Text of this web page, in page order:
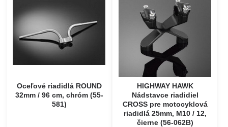
Oceľové riadidlá ROUND
32mm / 96 cm, chróm (55-
581)
HIGHWAY HAWK
Nádstavce riadidiel
CROSS pre motocyklová
riadidlá 25mm, M10 / 12,
čierne (56-062B)